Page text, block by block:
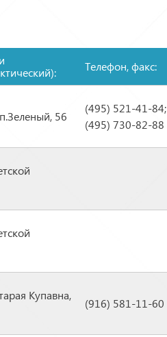
Телефон, факс:
56
(495) 521-41-84;
(495) 730-82-88
Купавна,
(916) 581-11-60